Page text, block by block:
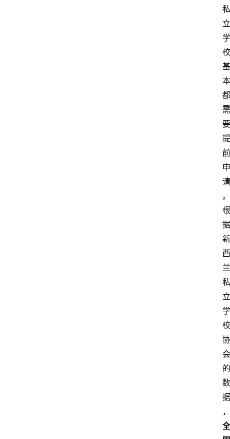
私
立
学
校
基
本
都
需
要
提
前
申
请
。
根
据
新
西
兰
私
立
学
校
协
会
的
数
据
，
全